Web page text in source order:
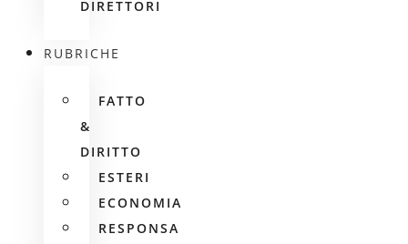
DIRETTORI
RUBRICHE
FATTO
&
DIRITTO
ESTERI
ECONOMIA
RESPONSA